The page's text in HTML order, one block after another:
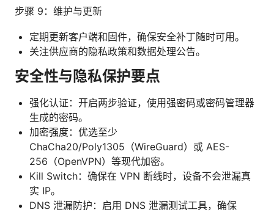
步骤 9：维护与更新
定期更新客户端和固件，确保安全补丁随时可用。
关注供应商的隐私政策和数据处理公告。
安全性与隐私保护要点
强化认证：开启两步验证，使用强密码或密码管理器
生成的密码。
加密强度：优选至少
ChaCha20/Poly1305（WireGuard）或 AES-
256（OpenVPN）等现代加密。
Kill Switch：确保在 VPN 断线时，设备不会泄漏真
实 IP。
DNS 泄漏防护：启用 DNS 泄漏测试工具，确保